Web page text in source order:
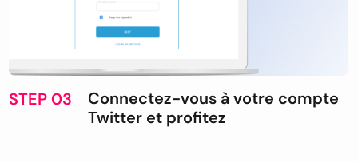
STEP 03
Connectez-vous à votre compte
Twitter et profitez